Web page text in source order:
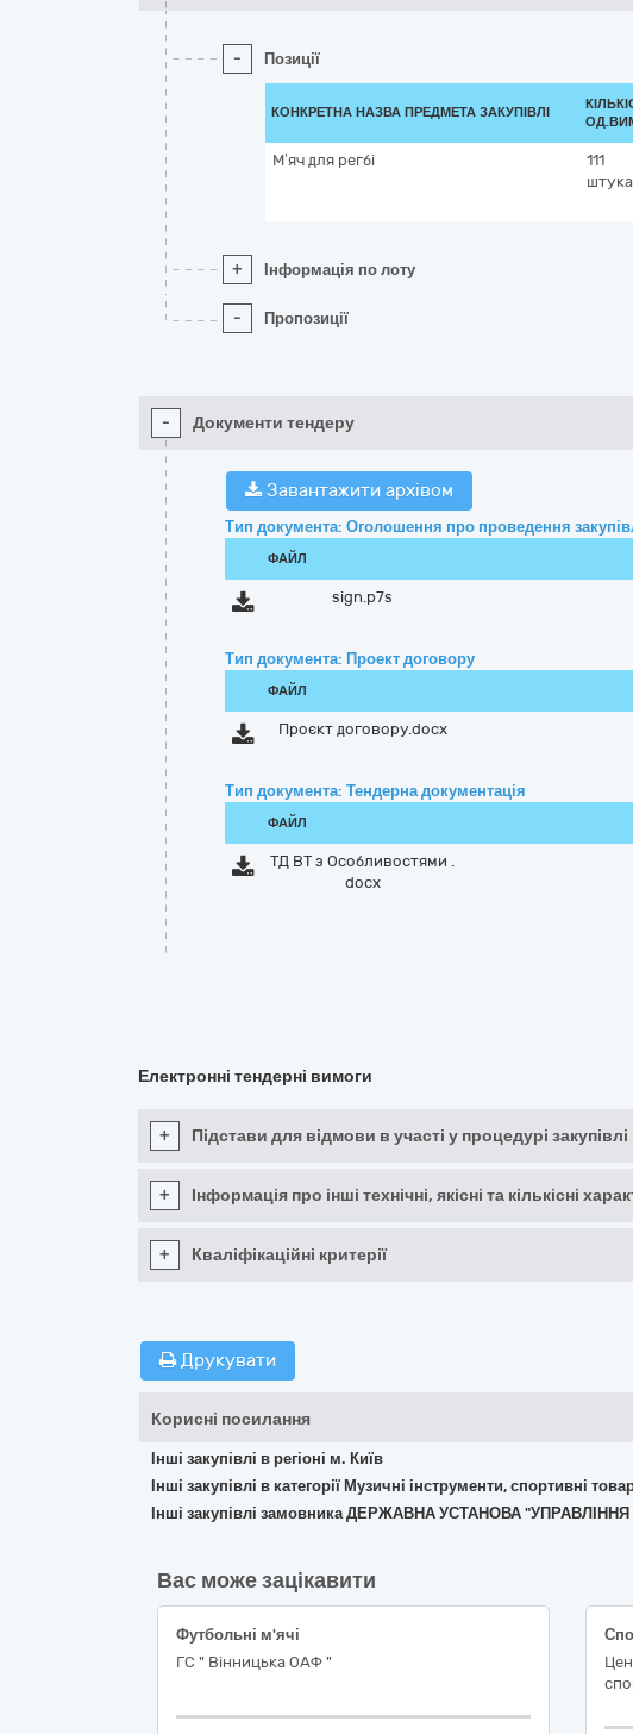
- Позиції
КОНКРЕТНА НАЗВА ПРЕДМЕТА ЗАКУПІВЛІ
М’яч для регбі
111
штука
+ Інформація по лоту
- Пропозиції
- Документи тендеру
Завантажити архівом
Тип документа: Оголошення про проведення
ФАЙЛ
sign.p7s
Тип документа: Проект договору
ФАЙЛ
Проєкт договору.docx
Тип документа: Тендерна документація
ФАЙЛ
ТД ВТ з Особливостями .
docx
Електронні тендерні вимоги
+ Підстави для відмови в участі у процедурі закупівлі
+ Інформація про інші технічні, якісні та кількісні
+ Кваліфікаційні критерії
Друкувати
Корисні посилання
Інші закупівлі в регіоні м. Київ
Інші закупівлі в категорії Музичні інструменти, спортивні
Інші закупівлі замовника ДЕРЖАВНА УСТАНОВА
Вас може зацікавити
Футбольні м'ячі
ГС " Вінницька ОАФ "